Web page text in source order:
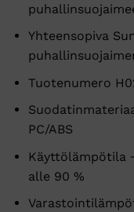
Yhteensopiva
Tuotenumero
PC/ABS
Käyttölämpötila
alle 90 %